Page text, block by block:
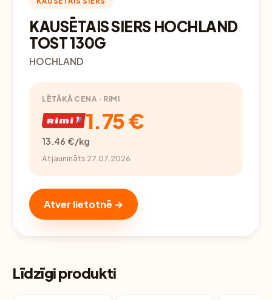
KAUSĒTAIS SIERS HOCHLAND
TOST 130G
HOCHLAND
LĒTĀKĀ CENA · RIMI
1.75 €
13.46 €/kg
Atjaunināts 27.07.2026
Atver lietotnē →
Līdzīgi produkti